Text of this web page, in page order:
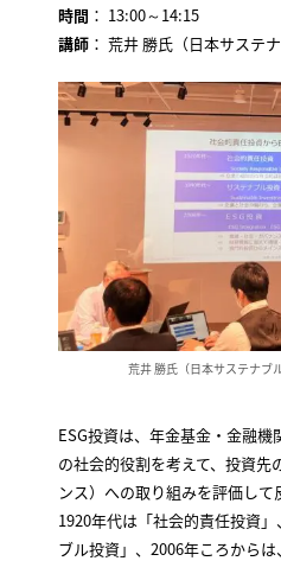
時間 ： 13:00～14:15
講師： 荒井 勝氏（日本サステ
荒井 勝氏（日本サステナブ
ESG投資は、年金基金・金融
の社会的役割を考えて、投資先
ンス）への取り組みを評価して
1920年代は「社会的責任投資
ブル投資」、2006年ころから